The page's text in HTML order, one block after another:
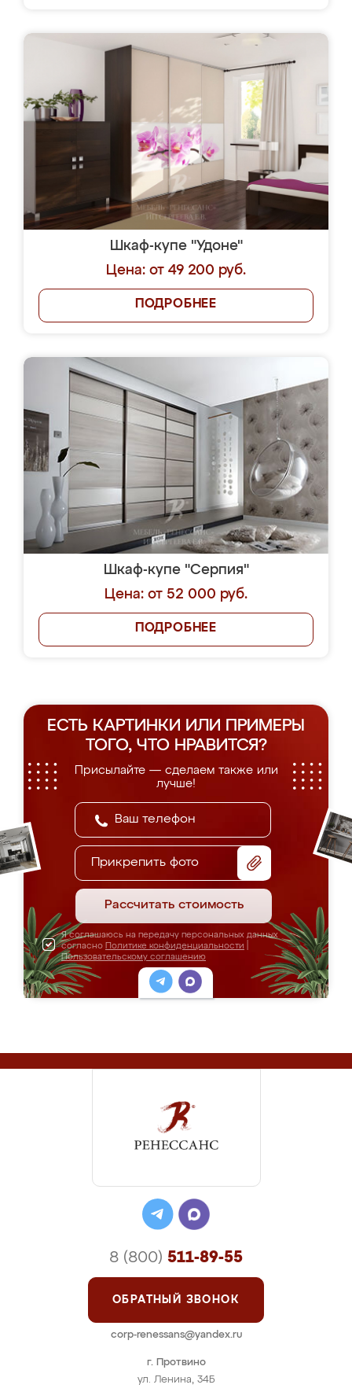
Шкаф-купе "Удоне"
Цена: от 49 200 руб.
ПОДРОБНЕЕ
Шкаф-купе "Серпия"
Цена: от 52 000 руб.
ПОДРОБНЕЕ
ЕСТЬ КАРТИНКИ ИЛИ ПРИМЕРЫ
ТОГО, ЧТО НРАВИТСЯ?
Присылайте — сделаем также или
лучше!
Прикрепить фото
Рассчитать стоимость
Я соглашаюсь на передачу персональных данных
согласно Политике конфиденциальности
Пользовательскому соглашению
г. Протвино
ул. Ленина, 34Б
8 (800) 511-89-55
ОБРАТНЫЙ ЗВОНОК
corp-renessans@yandex.ru